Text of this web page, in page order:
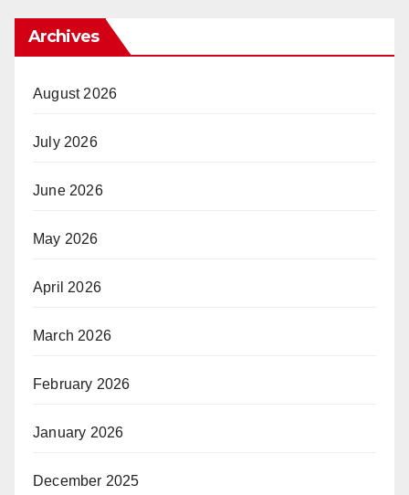
Archives
August 2026
July 2026
June 2026
May 2026
April 2026
March 2026
February 2026
January 2026
December 2025